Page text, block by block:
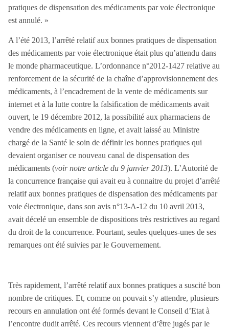
multipliés, le texte était resté en vigueur jusqu’à cette
décision. Le Conseil d’État a souligné que l’arrêté
n’avait pas été notifié à la Commission européenne, ce
qui le rendait illégal. Bien que l’annulation de cet arrêté
soit un pas en arrière, les règles de l’ordonnance de
décembre 2012 restent applicables. Les pharmaciens
doivent toujours se conformer à des exigences strictes,
notamment l’attachement de leur site à une officine
physique. Cette situation ouvre la voie à un nouveau
projet d’arrêté, qui devra être élaboré par le ministre,
prenant en compte l’expérience acquise depuis la mise
en place de la pharmacie en ligne. Ce marché, désormais
bien établi avec 233 sites autorisés, témoigne d’une
évolution des pratiques des consommateurs, qui se
tournent de plus en plus vers l’achat de médicaments
en ligne.
pratiques de dispensation des médicaments par voie électronique
est annulé. »
A l’été 2013, l’arrêté relatif aux bonnes pratiques de dispensation
des médicaments par voie électronique était plus qu’attendu dans
le monde pharmaceutique. L’ordonnance n°2012-1427 relative au
renforcement de la sécurité de la chaîne d’approvisionnement des
médicaments, à l’encadrement de la vente de médicaments sur
internet et à la lutte contre la falsification de médicaments avait
ouvert, le 19 décembre 2012, la possibilité aux pharmaciens de
vendre des médicaments en ligne, et avait laissé au Ministre
chargé de la Santé le soin de définir les bonnes pratiques qui
devaient organiser ce nouveau canal de dispensation des
médicaments (voir notre article du 9 janvier 2013). L’Autorité de
la concurrence française qui avait eu à connaitre du projet d’arrêté
relatif aux bonnes pratiques de dispensation des médicaments par
voie électronique, dans son avis n°13-A-12 du 10 avril 2013,
avait décelé un ensemble de dispositions très restrictives au regard
du droit de la concurrence. Pourtant, seules quelques-unes de ses
remarques ont été suivies par le Gouvernement.
Très rapidement, l’arrêté relatif aux bonnes pratiques a suscité bon
nombre de critiques. Et, comme on pouvait s’y attendre, plusieurs
recours en annulation ont été formés devant le Conseil d’Etat à
l’encontre dudit arrêté. Ces recours viennent d’être jugés par le